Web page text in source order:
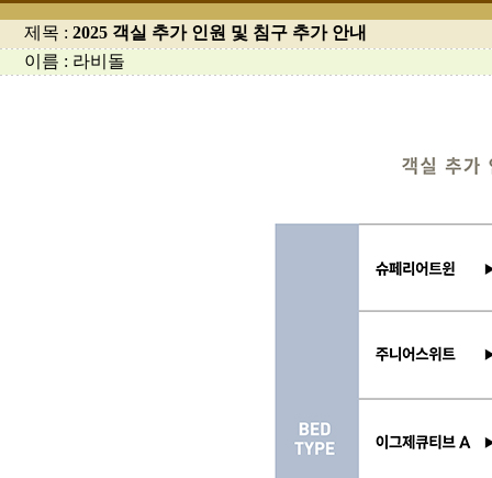
제목 : 2025 객실 추가 인원 및 침구 추가 안내
이름 : 라비돌